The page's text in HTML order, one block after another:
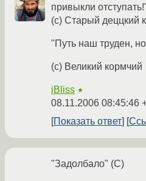
привыкли
(с) Старый деццкий
"Путь наш труден,
(с) Великий кормчий
iBliss ★
08.11.2006 08:45:46
Показать ответ
"Задолбало" (С)